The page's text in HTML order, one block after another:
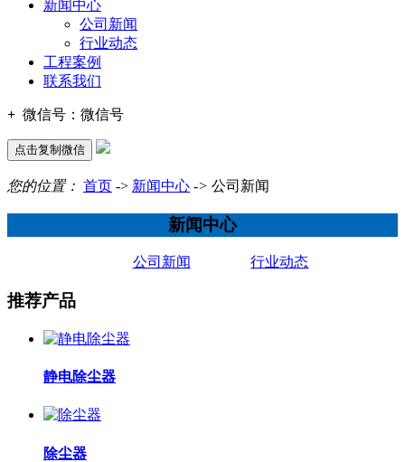
新闻中心
公司新闻
行业动态
工程案例
联系我们
+ 微信号： 微信号
点击复制微信
您的位置： 首页 -> 新闻中心 -> 公司新闻
新闻中心
公司新闻 行业动态
推荐产品
静电除尘器
除尘器